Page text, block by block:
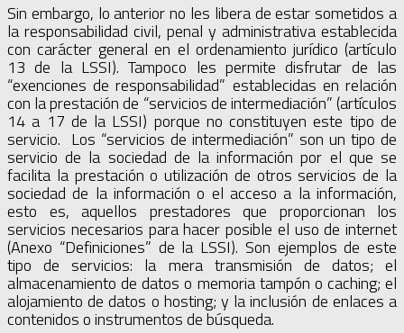
Sin embargo, lo anterior no les libera de estar sometidos a
la responsabilidad civil, penal y administrativa establecida
con carácter general en el ordenamiento jurídico (artículo
13 de la LSSI). Tampoco les permite disfrutar de las
“exenciones de responsabilidad” establecidas en relación
con la prestación de “servicios de intermediación” (artículos
14 a 17 de la LSSI) porque no constituyen este tipo de
servicio. Los “servicios de intermediación” son un tipo de
servicio de la sociedad de la información por el que se
facilita la prestación o utilización de otros servicios de la
sociedad de la información o el acceso a la información,
esto es, aquellos prestadores que proporcionan los
servicios necesarios para hacer posible el uso de internet
(Anexo “Definiciones” de la LSSI). Son ejemplos de este
tipo de servicios: la mera transmisión de datos; el
almacenamiento de datos o memoria tampón o caching; el
alojamiento de datos o hosting; y la inclusión de enlaces a
contenidos o instrumentos de búsqueda.